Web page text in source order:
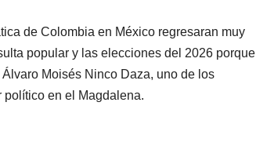
de Colombia en México regresaran muy
popular y las elecciones del 2026 porque
Moisés Ninco Daza, uno de los
en el Magdalena.